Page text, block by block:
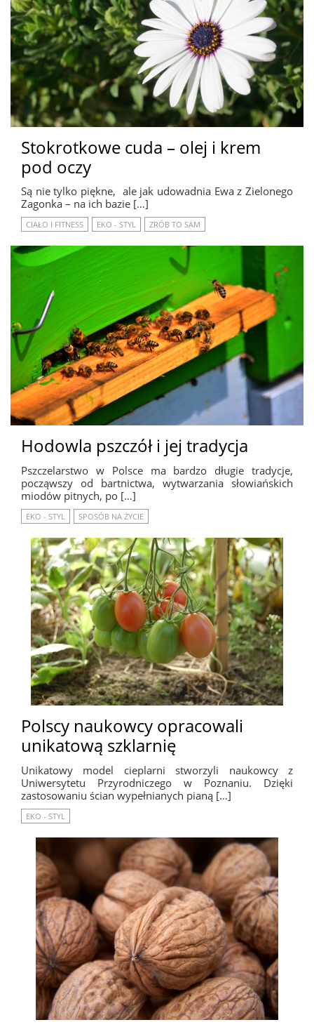
Stokrotkowe cuda – olej i krem
pod oczy
Są nie tylko piękne, ale jak udowadnia Ewa z Zielonego
Zagonka – na ich bazie […]
CIAŁO I FITNESS EKO - STYL ZRÓB TO SAM
Hodowla pszczół i jej tradycja
Pszczelarstwo w Polsce ma bardzo długie tradycje,
począwszy od bartnictwa, wytwarzania słowiańskich
miodów pitnych, po […]
EKO - STYL SPOSÓB NA ŻYCIE
Polscy naukowcy opracowali
unikatową szklarnię
Unikatowy model cieplarni stworzyli naukowcy z
Uniwersytetu Przyrodniczego w Poznaniu. Dzięki
zastosowaniu ścian wypełnianych pianą […]
EKO - STYL